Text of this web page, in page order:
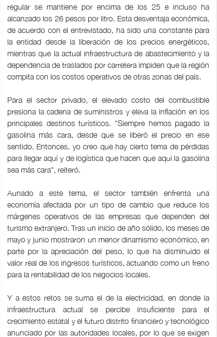
regular se mantiene por encima de los 25 e incluso ha
alcanzado los 26 pesos por litro. Esta desventaja económica,
de acuerdo con el entrevistado, ha sido una constante para
la entidad desde la liberación de los precios energéticos,
mientras que la actual infraestructura de abastecimiento y la
dependencia de traslados por carretera impiden que la región
compita con los costos operativos de otras zonas del país.
Para el sector privado, el elevado costo del combustible
presiona la cadena de suministros y eleva la inflación en los
principales destinos turísticos. "Siempre hemos pagado la
gasolina más cara, desde que se liberó el precio en ese
sentido. Entonces, yo creo que hay cierto tema de pérdidas
para llegar aquí y de logística que hacen que aquí la gasolina
sea más cara", reiteró.
Aunado a este tema, el sector también enfrenta una
economía afectada por un tipo de cambio que reduce los
márgenes operativos de las empresas que dependen del
turismo extranjero. Tras un inicio de año sólido, los meses de
mayo y junio mostraron un menor dinamismo económico, en
parte por la apreciación del peso, lo que ha disminuido el
valor real de los ingresos turísticos, actuando como un freno
para la rentabilidad de los negocios locales.
Y a estos retos se suma el de la electricidad, en donde la
infraestructura actual se percibe insuficiente para el
crecimiento estatal y el futuro distrito financiero y tecnológico
anunciado por las autoridades locales, por lo que se exigen